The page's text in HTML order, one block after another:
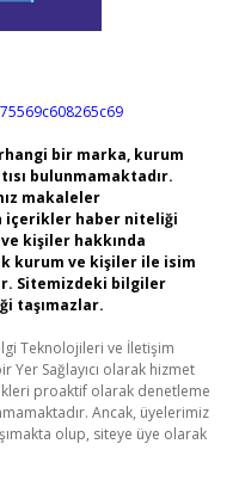
bir marka, kurum
bulunmamaktadır.
makaleler
içerikler haber niteliği
kişiler hakkında
kurum ve kişiler ile isim
Sitemizdeki bilgiler
taşımazlar.
Teknolojileri ve İletişim
Yer Sağlayıcı olarak hizmet
proaktif olarak denetleme
Ancak, üyelerimiz
olup, siteye üye olarak